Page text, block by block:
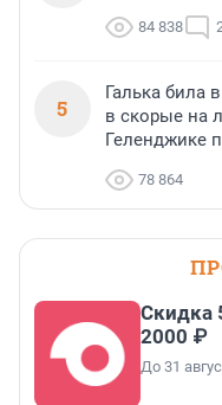
84 838
5
Галька била
в скорые на
Геленджике
78 864
Скидка
2000 ₽
До 31